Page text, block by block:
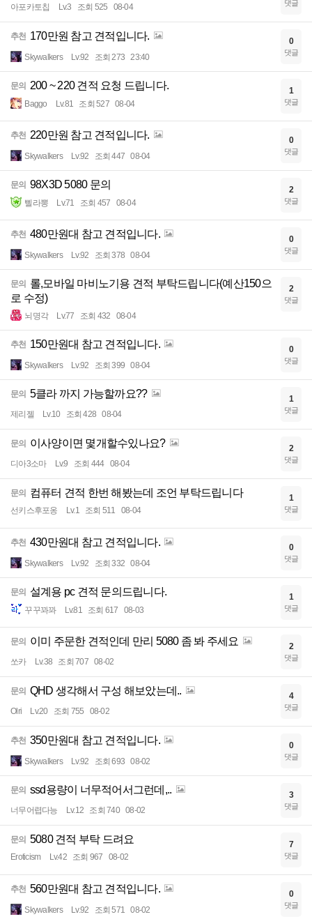
아포카토칩 Lv.3 조회 525 08-04 댓글
추천 170만원 참고 견적입니다.
Skywalkers Lv.92 조회 273 23:40
0
댓글
문의 200 ~ 220 견적 요청 드립니다.
Baggo Lv.81 조회 527 08-04
1
댓글
추천 220만원 참고 견적입니다.
Skywalkers Lv.92 조회 447 08-04
0
댓글
문의 98X3D 5080 문의
삘라뽕 Lv.71 조회 457 08-04
2
댓글
추천 480만원대 참고 견적입니다.
Skywalkers Lv.92 조회 378 08-04
0
댓글
문의
롤,모바일 마비노기용 견적 부탁드립니다(예산150으
로 수정)
뇌명각 Lv.77 조회 432 08-04
2
댓글
추천 150만원대 참고 견적입니다.
Skywalkers Lv.92 조회 399 08-04
0
댓글
문의 5클라 까지 가능할까요??
제리젤 Lv.10 조회 428 08-04
1
댓글
문의 이사양이면 몇개할수있나요?
디아3소마 Lv.9 조회 444 08-04
2
댓글
문의 컴퓨터 견적 한번 해봤는데 조언 부탁드립니다
선키스후포옹 Lv.1 조회 511 08-04
1
댓글
추천 430만원대 참고 견적입니다.
Skywalkers Lv.92 조회 332 08-04
0
댓글
문의 설계용 pc 견적 문의드립니다.
꾸꾸꽈꽈 Lv.81 조회 617 08-03
1
댓글
문의 이미 주문한 견적인데 만리 5080 좀 봐 주세요
쏘카 Lv.38 조회 707 08-02
2
댓글
문의 QHD 생각해서 구성 해보았는데..
Olri Lv.20 조회 755 08-02
4
댓글
추천 350만원대 참고 견적입니다.
Skywalkers Lv.92 조회 693 08-02
0
댓글
문의 ssd용량이 너무적어서그런데,..
너무어렵다능 Lv.12 조회 740 08-02
3
댓글
문의 5080 견적 부탁 드려요
Eroticism Lv.42 조회 967 08-02
7
댓글
추천 560만원대 참고 견적입니다.
Skywalkers Lv.92 조회 571 08-02
0
댓글